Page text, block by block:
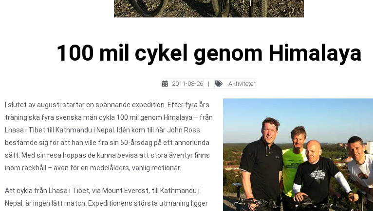
100 mil cykel genom Himalaya
2011-08-26 | Aktiviteter
I slutet av augusti startar en spännande expedition. Efter fyra års
träning ska fyra svenska män cykla 100 mil genom Himalaya – från
Lhasa i Tibet till Kathmandu i Nepal. Idén kom till när John Ross
bestämde sig för att han ville fira sin 50-årsdag på ett annorlunda
sätt. Med sin resa hoppas de kunna bevisa att stora äventyr finns
inom räckhåll – även för en medelålders, vanlig motionär.
Att cykla från Lhasa i Tibet, via Mount Everest, till Kathmandu i
Nepal, är ingen lätt match. Expeditionens största utmaning ligger